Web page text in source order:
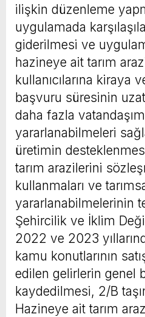
ilişkin düzenleme
uygulamada
giderilmesi ve
hazineye ait tarım
kullanıcılarına kiraya
başvuru süresinin
daha fazla
yararlanabilmeleri
üretimin
tarım arazilerini
kullanmaları ve
yararlanabilmelerinin
Şehircilik ve İklim
2022 ve 2023
kamu konutlarının
edilen gelirlerin genel
kaydedilmesi, 2/B
Hazineye ait tarım